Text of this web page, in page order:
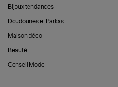
Bijoux tendances
Doudounes et Parkas
Maison déco
Beauté
Conseil Mode